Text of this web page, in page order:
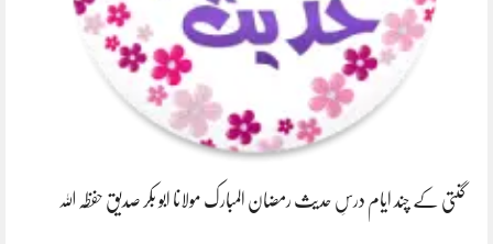
گنتی کے چند ایام درسِ حدیث رمضان المبارک مولانا ابو بکر صدیق حفظہ اللہ